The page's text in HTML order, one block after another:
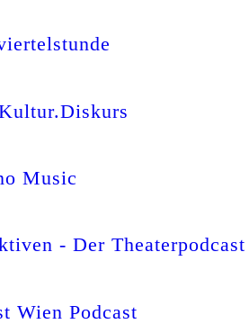
Music
- Der Theaterpodcast
Wien Podcast